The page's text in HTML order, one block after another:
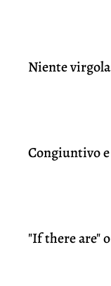
Niente
Congiuntivo
"If there are"